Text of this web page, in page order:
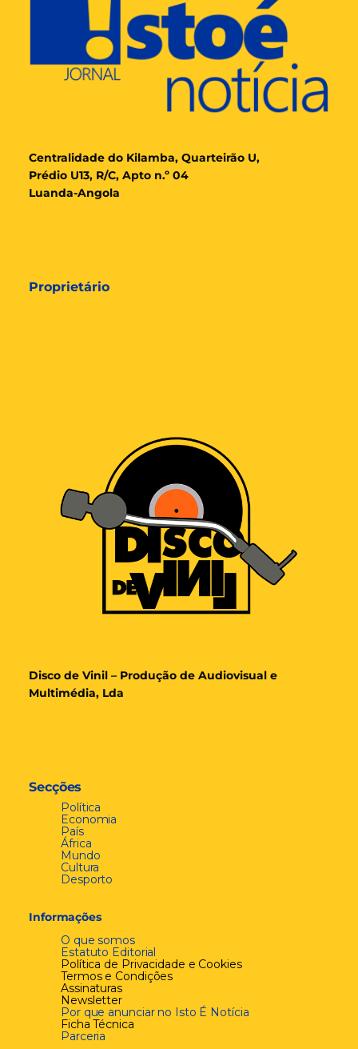
Centralidade do Kilamba, Quarteirão U,
Prédio U13, R/C, Apto n.º 04
Luanda-Angola
Proprietário
Disco de Vinil – Produção de Audiovisual e
Multimédia, Lda
Secções
Política
Economia
País
África
Mundo
Cultura
Desporto
Informações
O que somos
Estatuto Editorial
Política de Privacidade e Cookies
Termos e Condições
Assinaturas
Newsletter
Por que anunciar no Isto É Notícia
Ficha Técnica
Parceria